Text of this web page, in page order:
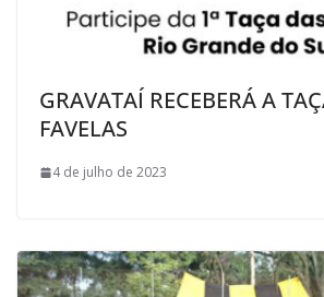
GRAVATAÍ RECEBERÁ A
FAVELAS
4 de julho de 2023